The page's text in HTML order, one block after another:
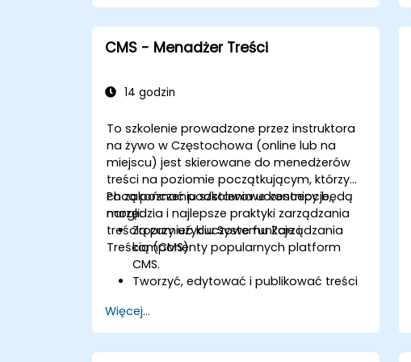
CMS - Menadżer Treści
14 godzin
To szkolenie prowadzone przez instruktora
na żywo w Częstochowa (online lub na
miejscu) jest skierowane do menedżerów
treści na poziomie początkującym, którzy
chcą poznać podstawowe koncepcje,
narzędzia i najlepsze praktyki zarządzania
treścią przy użyciu Systemu Zarządzania
Treścią (CMS).
Po zakończeniu szkolenia uczestnicy będą
mogli:
Zrozumieć kluczowe funkcje i
komponenty popularnych platform
CMS.
Tworzyć, edytować i publikować treści
Wdrażać najlepsze praktyki SEO w CMS
w celu poprawy pozycji w
wyszukiwarkach.
Więcej...